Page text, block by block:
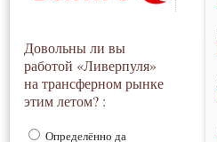
Довольны ли вы
работой «Ливерпуля»
на трансферном рынке
этим летом? :
Определённо да